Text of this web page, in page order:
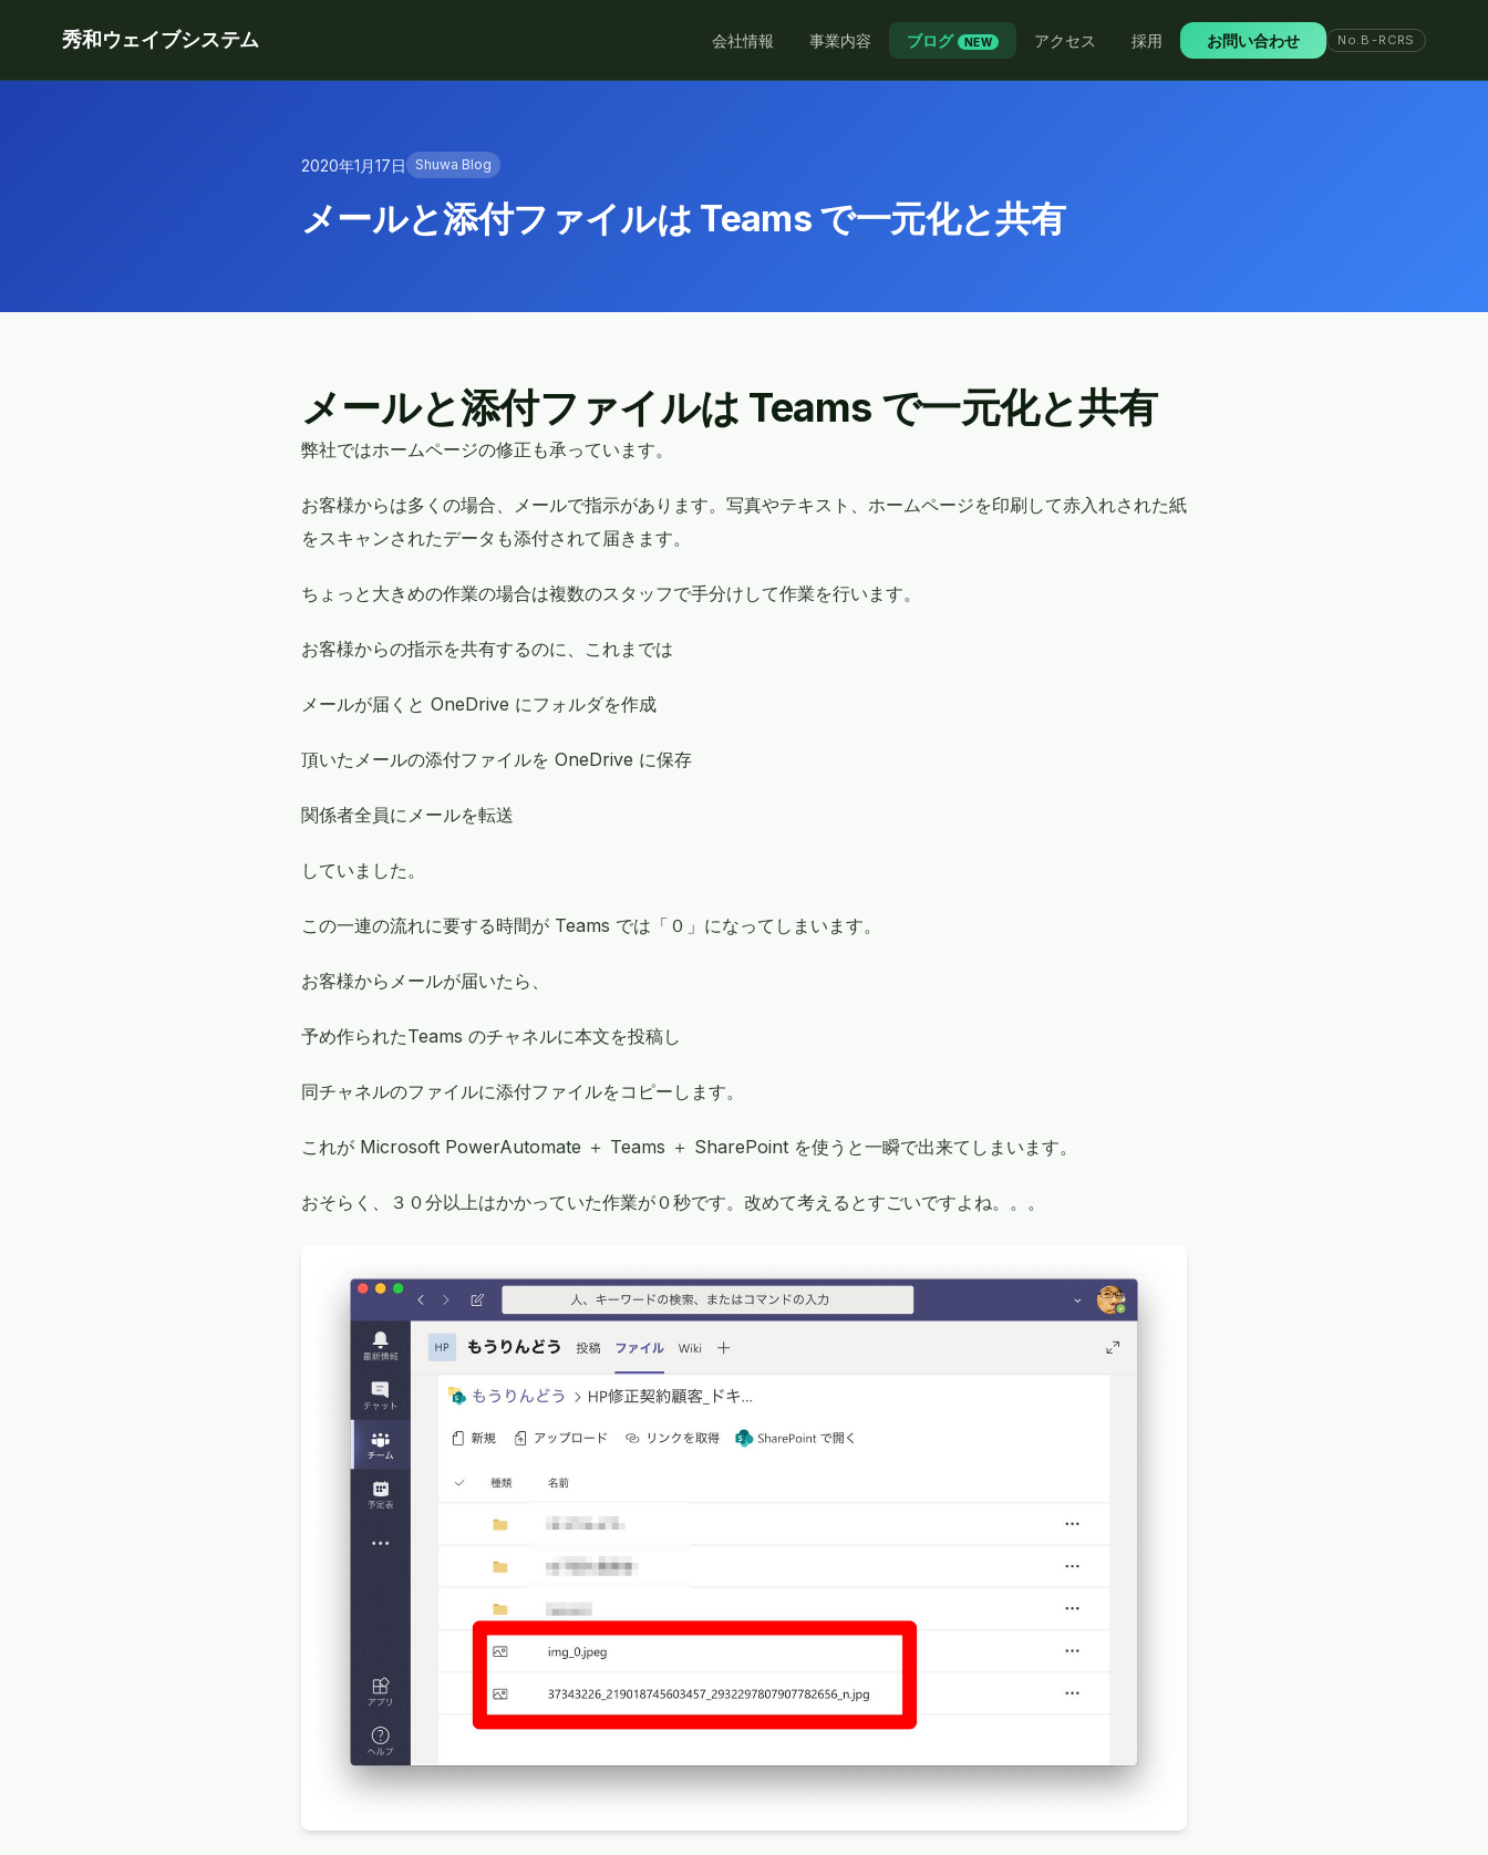
秀和ウェイブシステム 会社情報 事業内容 ブログ NEW アクセス 採用 お問い合わせ No.B-RCRS
2020年1月17日 Shuwa Blog
メールと添付ファイルは Teams で一元化と共有
メールと添付ファイルは Teams で一元化と共有
弊社ではホームページの修正も承っています。
お客様からは多くの場合、メールで指示があります。写真やテキスト、ホームページを印刷して赤入れされた紙
をスキャンされたデータも添付されて届きます。
ちょっと大きめの作業の場合は複数のスタッフで手分けして作業を行います。
お客様からの指示を共有するのに、これまでは
メールが届くと OneDrive にフォルダを作成
頂いたメールの添付ファイルを OneDrive に保存
関係者全員にメールを転送
していました。
この一連の流れに要する時間が Teams では「０」になってしまいます。
お客様からメールが届いたら、
予め作られたTeams のチャネルに本文を投稿し
同チャネルのファイルに添付ファイルをコピーします。
これが Microsoft PowerAutomate ＋ Teams ＋ SharePoint を使うと一瞬で出来てしまいます。
おそらく、３０分以上はかかっていた作業が０秒です。改めて考えるとすごいですよね。。。